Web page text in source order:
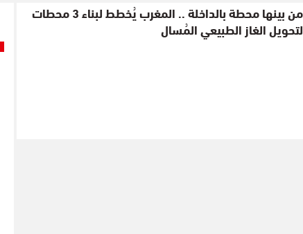
من بينها محطة بالداخلة .. المغرب يُخطط لبناء 3 محطات
لتحويل الغاز الطبيعي المُسال